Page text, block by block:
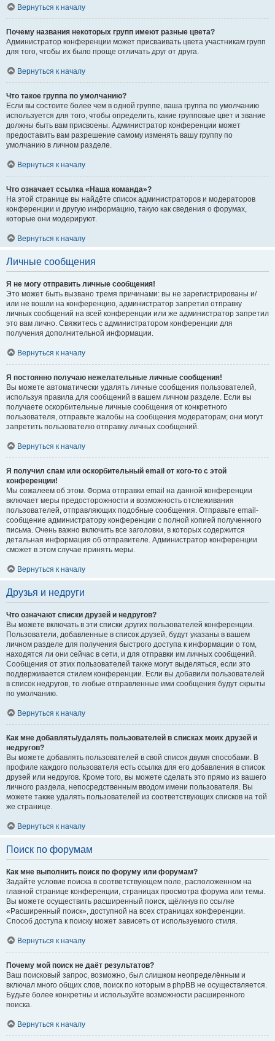
Вернуться к началу
Почему названия некоторых групп имеют разные цвета?
Администратор конференции может присваивать цвета участникам групп
для того, чтобы их было проще отличать друг от друга.
Вернуться к началу
Что такое группа по умолчанию?
Если вы состоите более чем в одной группе, ваша группа по умолчанию
используется для того, чтобы определить, какие групповые цвет и звание
должны быть вам присвоены. Администратор конференции может
предоставить вам разрешение самому изменять вашу группу по
умолчанию в личном разделе.
Вернуться к началу
Что означает ссылка «Наша команда»?
На этой странице вы найдёте список администраторов и модераторов
конференции и другую информацию, такую как сведения о форумах,
которые они модерируют.
Вернуться к началу
Личные сообщения
Я не могу отправить личные сообщения!
Это может быть вызвано тремя причинами: вы не зарегистрированы и/
или не вошли на конференцию, администратор запретил отправку
личных сообщений на всей конференции или же администратор запретил
это вам лично. Свяжитесь с администратором конференции для
получения дополнительной информации.
Вернуться к началу
Я постоянно получаю нежелательные личные сообщения!
Вы можете автоматически удалять личные сообщения пользователей,
используя правила для сообщений в вашем личном разделе. Если вы
получаете оскорбительные личные сообщения от конкретного
пользователя, отправьте жалобы на сообщения модераторам; они могут
запретить пользователю отправку личных сообщений.
Вернуться к началу
Я получил спам или оскорбительный email от кого-то с этой
конференции!
Мы сожалеем об этом. Форма отправки email на данной конференции
включает меры предосторожности и возможность отслеживания
пользователей, отправляющих подобные сообщения. Отправьте email-
сообщение администратору конференции с полной копией полученного
письма. Очень важно включить все заголовки, в которых содержится
детальная информация об отправителе. Администратор конференции
сможет в этом случае принять меры.
Вернуться к началу
Друзья и недруги
Что означают списки друзей и недругов?
Вы можете включать в эти списки других пользователей конференции.
Пользователи, добавленные в список друзей, будут указаны в вашем
личном разделе для получения быстрого доступа к информации о том,
находятся ли они сейчас в сети, и для отправки им личных сообщений.
Сообщения от этих пользователей также могут выделяться, если это
поддерживается стилем конференции. Если вы добавили пользователей
в список недругов, то любые отправленные ими сообщения будут скрыты
по умолчанию.
Вернуться к началу
Как мне добавлять/удалять пользователей в списках моих друзей и
недругов?
Вы можете добавлять пользователей в свой список двумя способами. В
профиле каждого пользователя есть ссылка для его добавления в список
друзей или недругов. Кроме того, вы можете сделать это прямо из вашего
личного раздела, непосредственным вводом имени пользователя. Вы
можете также удалять пользователей из соответствующих списков на той
же странице.
Вернуться к началу
Поиск по форумам
Как мне выполнить поиск по форуму или форумам?
Задайте условие поиска в соответствующем поле, расположенном на
главной странице конференции, страницах просмотра форума или темы.
Вы можете осуществить расширенный поиск, щёлкнув по ссылке
«Расширенный поиск», доступной на всех страницах конференции.
Способ доступа к поиску может зависеть от используемого стиля.
Вернуться к началу
Почему мой поиск не даёт результатов?
Ваш поисковый запрос, возможно, был слишком неопределённым и
включал много общих слов, поиск по которым в phpBB не осуществляется.
Будьте более конкретны и используйте возможности расширенного
поиска.
Вернуться к началу